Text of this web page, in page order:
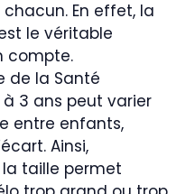
En effet, la
le véritable
compte.
de la Santé
3 ans peut varier
entre enfants,
Ainsi,
taille permet